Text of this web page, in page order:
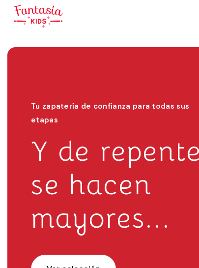
Todas las tallas, todo el año
resistentes,
cómodos,
bonitos